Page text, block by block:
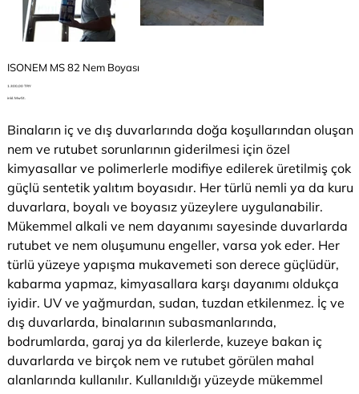
ISONEM MS 82 Nem Boyası
Preis
1.300,00 TRY
inkl. MwSt.
Binaların iç ve dış duvarlarında doğa koşullarından oluşan
nem ve rutubet sorunlarının giderilmesi için özel
kimyasallar ve polimerlerle modifiye edilerek üretilmiş çok
güçlü sentetik yalıtım boyasıdır. Her türlü nemli ya da kuru
duvarlara, boyalı ve boyasız yüzeylere uygulanabilir.
Mükemmel alkali ve nem dayanımı sayesinde duvarlarda
rutubet ve nem oluşumunu engeller, varsa yok eder. Her
türlü yüzeye yapışma mukavemeti son derece güçlüdür,
kabarma yapmaz, kimyasallara karşı dayanımı oldukça
iyidir. UV ve yağmurdan, sudan, tuzdan etkilenmez. İç ve
dış duvarlarda, binalarının subasmanlarında,
bodrumlarda, garaj ya da kilerlerde, kuzeye bakan iç
duvarlarda ve birçok nem ve rutubet görülen mahal
alanlarında kullanılır. Kullanıldığı yüzeyde mükemmel